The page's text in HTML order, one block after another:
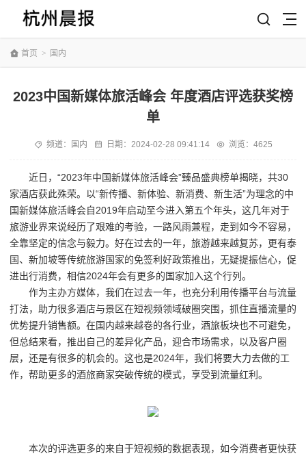
首页 > 国内
2023中国新媒体旅活峰会 年度酒店评选获奖榜
单
频道： 国内 日期： 2024-02-28 09:41:14 浏览：4625
近日，“2023年中国新媒体旅活峰会”臻品盛典榜单揭晓，共30
家酒店获此殊荣。以“新传播、新体验、新消费、新生活”为理念的中
国新媒体旅活峰会自2019年启动至今进入第五个年头，这几年对于
旅游业界来说经历了艰难的考验，一路风雨兼程，走到如今不容易，
全靠坚定的信念与毅力。好在过去的一年，旅游越来越复苏，更有泰
国、新加坡等传统旅游国家的免签利好政策推出，无疑提振信心，促
进出行消费，相信2024年会有更多的国家加入这个行列。
作为主办方媒体，我们在过去一年，也充分利用传播平台与流量
打法，助力很多酒店与景区在短视频领域破圈突围，抓住直播流量的
优势提升销售额。在国内越来越卷的各行业，酒旅板块也不可避免，
但总结来看，推出自己的差异化产品，迎合市场需求，以及客户圈
层，还是有很多的机会的。这也是2024年，我们将要大力去做的工
作，帮助更多的酒旅商家突破传统的模式，享受到流量红利。
本次的评选更多的来自于短视频的数据表现，如今消费者更快获